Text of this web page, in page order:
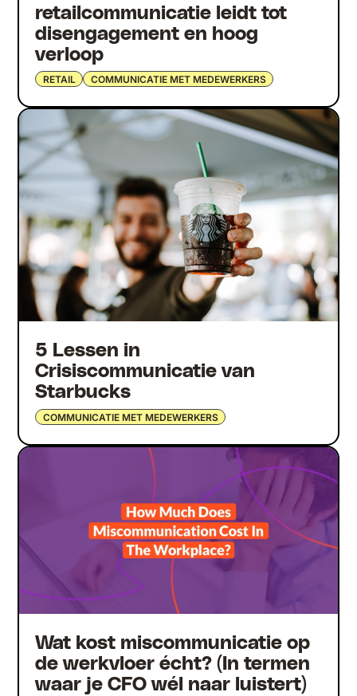
retailcommunicatie leidt tot
disengagement en hoog
verloop
RETAIL COMMUNICATIE MET MEDEWERKERS
5 Lessen in
Crisiscommunicatie van
Starbucks
COMMUNICATIE MET MEDEWERKERS
Wat kost miscommunicatie op
de werkvloer écht? (In termen
waar je CFO wél naar luistert)